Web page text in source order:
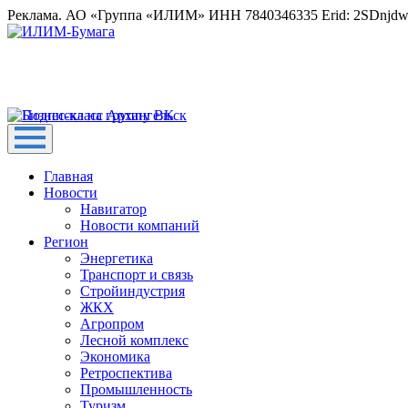
Реклама. АО «Группа «ИЛИМ» ИНН 7840346335 Erid:
Главная
Новости
Навигатор
Новости компаний
Регион
Энергетика
Транспорт и связь
Стройиндустрия
ЖКХ
Агропром
Лесной комплекс
Экономика
Ретроспектива
Промышленность